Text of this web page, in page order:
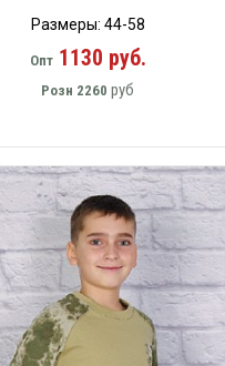
Размеры: 44-58
Опт1130 руб.
Розн 2260 руб